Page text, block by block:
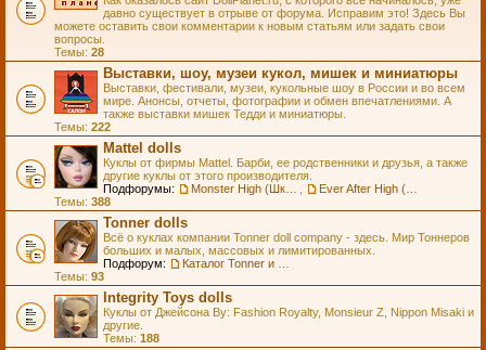
давно существует в отрыве от форума. Исправим это! Здесь Вы
можете оставить свои комментарии к новым статьям или задать свои
вопросы.
Темы: 28
Выставки, шоу, музеи кукол, мишек и миниатюры
Выставки, фестивали, музеи, кукольные шоу в России и во всем
мире. Анонсы, отчеты, фотографии и обмен впечатлениями. А
также выставки мишек Тедди и миниатюры.
Темы: 222
Mattel dolls
Куклы от фирмы Mattel. Барби, ее родственники и друзья, а также
другие куклы от этого производителя.
Подфорумы:
Темы: 388
Tonner dolls
Всё о куклах компании Tonner doll company - здесь. Мир Тоннеров
больших и малых, массовых и лимитированных.
Подфорум:
Темы: 93
Integrity Toys dolls
Куклы от Джейсона Ву: Fashion Royalty, Monsieur Z, Nippon Misaki и
другие.
Темы: 188